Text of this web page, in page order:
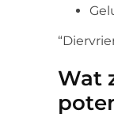
Wat